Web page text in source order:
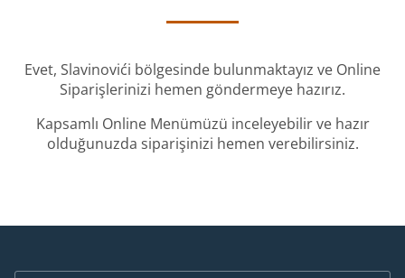
Evet, Slavinovići bölgesinde bulunmaktayız ve Online
Siparişlerinizi hemen göndermeye hazırız.
Kapsamlı Online Menümüzü inceleyebilir ve hazır
olduğunuzda siparişinizi hemen verebilirsiniz.